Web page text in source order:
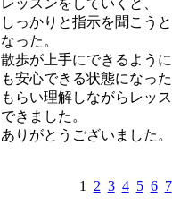
レッスンをしていくと、
しっかりと指示を聞こう
なった。
散歩が上手にできるよう
も安心できる状態になっ
もらい理解しながらレッ
できました。
ありがとうございました。
1 2 3 4 5 6 7